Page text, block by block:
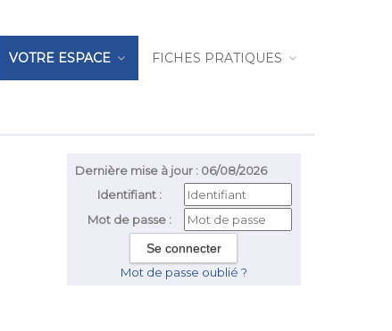
VOTRE ESPACE FICHES PRATIQUES
Dernière mise à jour : 06/08/2026
Identifiant :
Mot de passe :
Mot de passe oublié ?